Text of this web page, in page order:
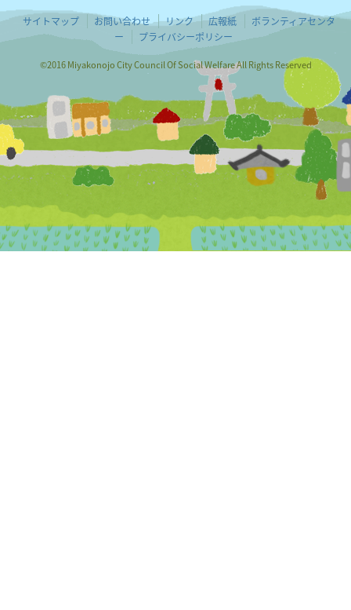
サイトマップ お問い合わせ リンク 広報紙
ボランティアセンタ
ー
プライバシーポリシー
©2016 Miyakonojo City Council Of Social Welfare All Rights Reserved